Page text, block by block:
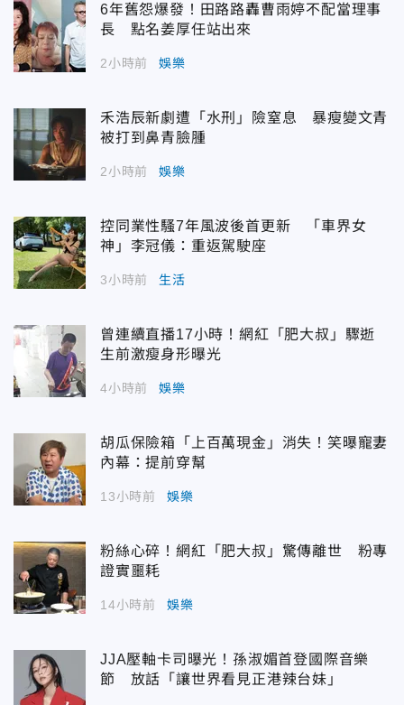
6年舊怨爆發！田路路轟曹雨婷不配當理事
長 點名姜厚任站出來
2小時前 娛樂
禾浩辰新劇遭「水刑」險窒息 暴瘦變文青
被打到鼻青臉腫
2小時前 娛樂
控同業性騷7年風波後首更新 「車界女
神」李冠儀：重返駕駛座
3小時前 生活
曾連續直播17小時！網紅「肥大叔」驟逝
生前激瘦身形曝光
4小時前 娛樂
胡瓜保險箱「上百萬現金」消失！笑曝寵妻
內幕：提前穿幫
13小時前 娛樂
粉絲心碎！網紅「肥大叔」驚傳離世 粉專
證實噩耗
14小時前 娛樂
JJA壓軸卡司曝光！孫淑媚首登國際音樂
節 放話「讓世界看見正港辣台妹」